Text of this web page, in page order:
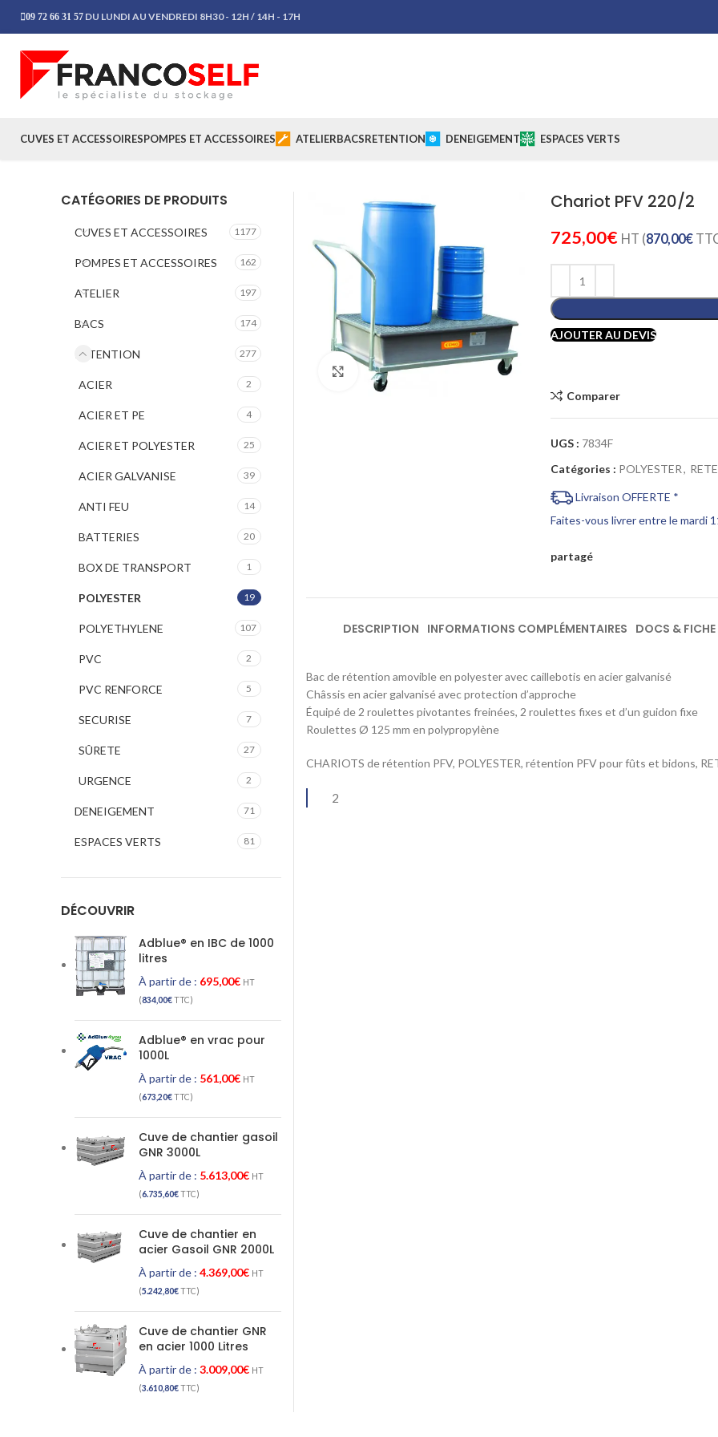
09 72 66 31 57 DU LUNDI AU VENDREDI 8H30 - 12H / 14H - 17H
CUVES ET ACCESSOIRESPOMPES ET ACCESSOIRES ATELIERBACSRETENTION DENEIGEMENT ESPACES VERTS
Cliquez pour agrandir
Chariot PFV 220/2
725,00€ HT (870,00€
AJOUTER AU DEVIS
Comparer
UGS : 7834F
Catégories : POLYESTER,
Livraison OFFERTE *
Faites-vous livrer entre le mardi
partagé
DESCRIPTION INFORMATIONS COMPLÉMENTAIRES DOCS &
Bac de rétention amovible en polyester avec caillebotis en acier galvanisé
Châssis en acier galvanisé avec protection d’approche
Équipé de 2 roulettes pivotantes freinées, 2 roulettes fixes et d’un guidon fixe
Roulettes Ø 125 mm en polypropylène
CHARIOTS de rétention PFV, POLYESTER, rétention PFV pour fûts et bidons,
2
CATÉGORIES DE PRODUITS
CUVES ET ACCESSOIRES 1177
POMPES ET ACCESSOIRES 162
ATELIER 197
BACS 174
RETENTION 277
ACIER 2
ACIER ET PE 4
ACIER ET POLYESTER 25
ACIER GALVANISE 39
ANTI FEU 14
BATTERIES 20
BOX DE TRANSPORT 1
POLYESTER 19
POLYETHYLENE 107
PVC 2
PVC RENFORCE 5
SECURISE 7
SÛRETE 27
URGENCE 2
DENEIGEMENT 71
ESPACES VERTS 81
DÉCOUVRIR
Adblue® en IBC de 1000
litres
À partir de : 695,00€ HT
(834,00€TTC)
Adblue® en vrac pour
1000L
À partir de : 561,00€ HT
(673,20€TTC)
Cuve de chantier gasoil
GNR 3000L
À partir de : 5.613,00€ HT
(6.735,60€TTC)
Cuve de chantier en
acier Gasoil GNR 2000L
À partir de : 4.369,00€ HT
(5.242,80€TTC)
Cuve de chantier GNR
en acier 1000 Litres
À partir de : 3.009,00€ HT
(3.610,80€TTC)